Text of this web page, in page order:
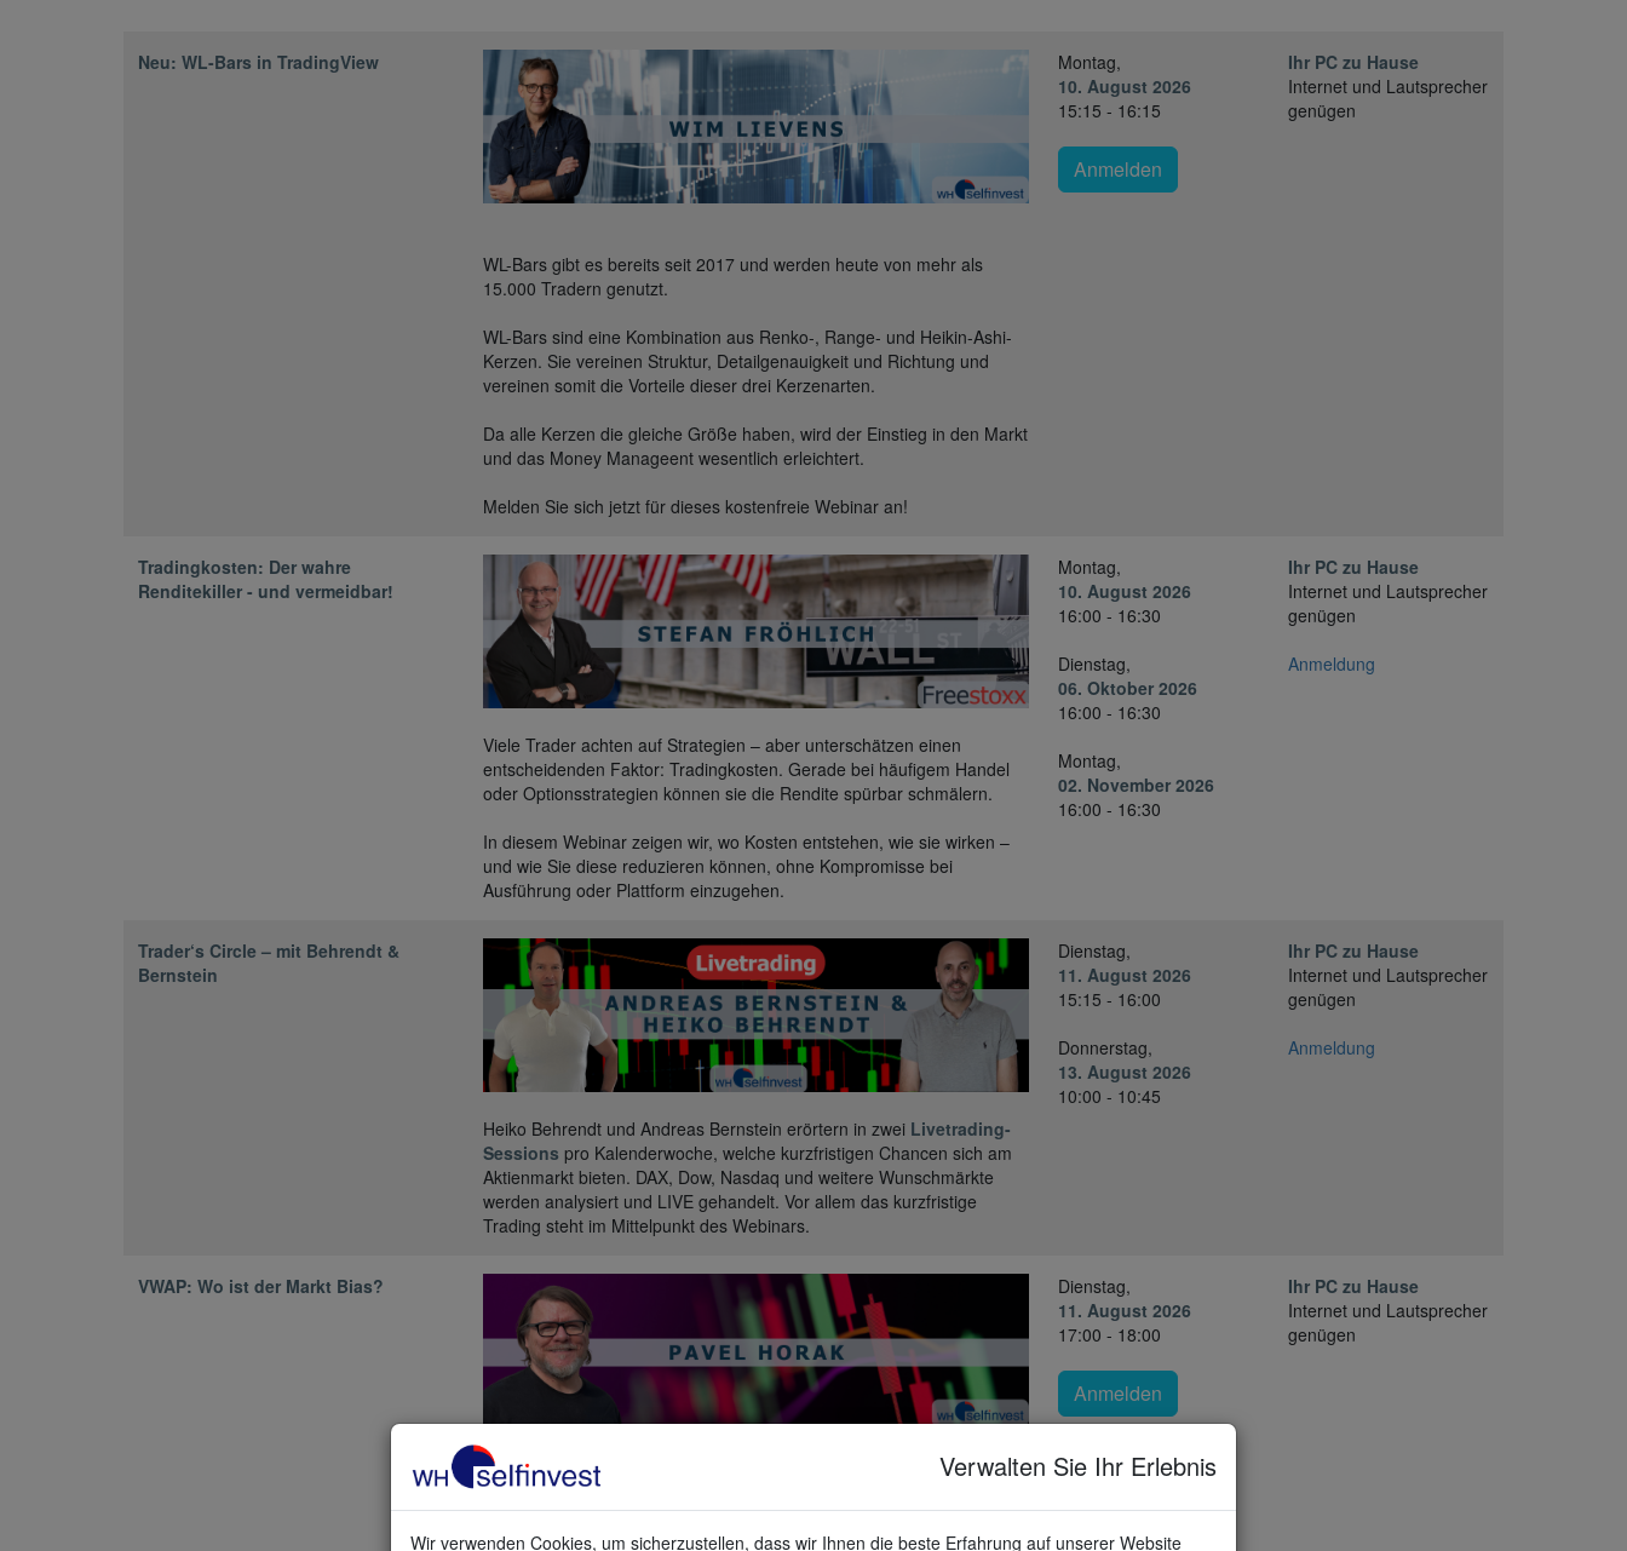
Neu: WL-Bars in TradingView
WL-Bars gibt es bereits seit 2017 und werden heute von mehr als
15.000 Tradern genutzt.
WL-Bars sind eine Kombination aus Renko-, Range- und Heikin-Ashi-
Kerzen. Sie vereinen Struktur, Detailgenauigkeit und Richtung und
vereinen somit die Vorteile dieser drei Kerzenarten.
Da alle Kerzen die gleiche Größe haben, wird der Einstieg in den Markt
und das Money Manageent wesentlich erleichtert.
Melden Sie sich jetzt für dieses kostenfreie Webinar an!
Montag,
10. August 2026
15:15 - 16:15
Anmelden
Ihr PC zu Hause
Internet und Lautsprecher
genügen
Tradingkosten: Der wahre
Renditekiller - und vermeidbar!
Viele Trader achten auf Strategien – aber unterschätzen einen
entscheidenden Faktor: Tradingkosten. Gerade bei häufigem Handel
oder Optionsstrategien können sie die Rendite spürbar schmälern.
In diesem Webinar zeigen wir, wo Kosten entstehen, wie sie wirken –
und wie Sie diese reduzieren können, ohne Kompromisse bei
Ausführung oder Plattform einzugehen.
Montag,
10. August 2026
16:00 - 16:30
Dienstag,
06. Oktober 2026
16:00 - 16:30
Montag,
02. November 2026
16:00 - 16:30
Ihr PC zu Hause
Internet und Lautsprecher
genügen
Anmeldung
Trader‘s Circle – mit Behrendt &
Bernstein
Heiko Behrendt und Andreas Bernstein erörtern in zwei Livetrading-
Sessions pro Kalenderwoche, welche kurzfristigen Chancen sich am
Aktienmarkt bieten. DAX, Dow, Nasdaq und weitere Wunschmärkte
werden analysiert und LIVE gehandelt. Vor allem das kurzfristige
Trading steht im Mittelpunkt des Webinars.
Dienstag,
11. August 2026
15:15 - 16:00
Donnerstag,
13. August 2026
10:00 - 10:45
Ihr PC zu Hause
Internet und Lautsprecher
genügen
Anmeldung
VWAP: Wo ist der Markt Bias?
Wo steht der Markt wirklich? Der VWAP – volumengewichteter
Durchschnittspreis – zeigt dir auf einen Blick, ob Käufer oder Verkäufer
die Kontrolle haben. Einfach, präzise, von Profis weltweit genutzt.
Dienstag,
11. August 2026
17:00 - 18:00
Anmelden
Ihr PC zu Hause
Internet und Lautsprecher
genügen
Verwalten Sie Ihr Erlebnis
Wir verwenden Cookies, um sicherzustellen, dass wir Ihnen die beste Erfahrung auf unserer Website